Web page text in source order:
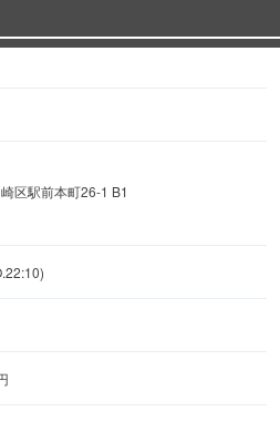
ていただけるよう、元気と笑
。
区駅前本町26-1 B1